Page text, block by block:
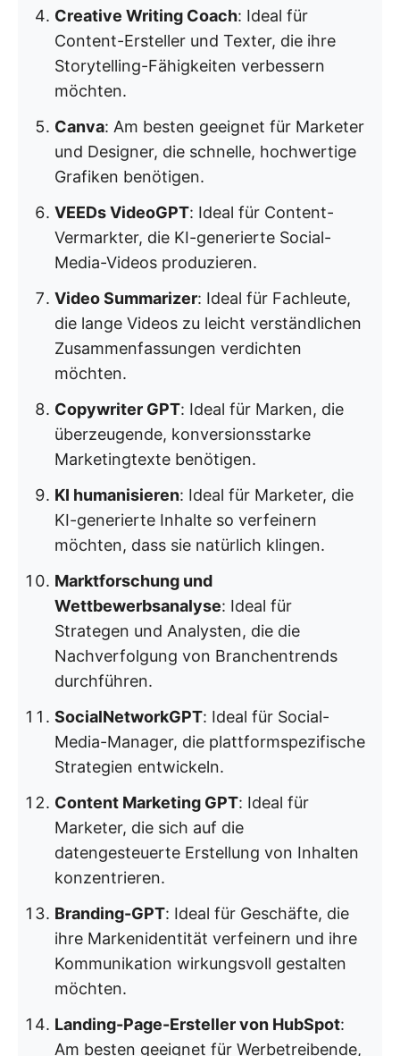
Creative Writing Coach: Ideal für
Content-Ersteller und Texter, die ihre
Storytelling-Fähigkeiten verbessern
möchten.
Canva: Am besten geeignet für Marketer
und Designer, die schnelle, hochwertige
Grafiken benötigen.
VEEDs VideoGPT: Ideal für Content-
Vermarkter, die KI-generierte Social-
Media-Videos produzieren.
Video Summarizer: Ideal für Fachleute,
die lange Videos zu leicht verständlichen
Zusammenfassungen verdichten
möchten.
Copywriter GPT: Ideal für Marken, die
überzeugende, konversionsstarke
Marketingtexte benötigen.
KI humanisieren: Ideal für Marketer, die
KI-generierte Inhalte so verfeinern
möchten, dass sie natürlich klingen.
Marktforschung und
Wettbewerbsanalyse: Ideal für
Strategen und Analysten, die die
Nachverfolgung von Branchentrends
durchführen.
SocialNetworkGPT: Ideal für Social-
Media-Manager, die plattformspezifische
Strategien entwickeln.
Content Marketing GPT: Ideal für
Marketer, die sich auf die
datengesteuerte Erstellung von Inhalten
konzentrieren.
Branding-GPT: Ideal für Geschäfte, die
ihre Markenidentität verfeinern und ihre
Kommunikation wirkungsvoll gestalten
möchten.
Landing-Page-Ersteller von HubSpot:
Am besten geeignet für Werbetreibende,